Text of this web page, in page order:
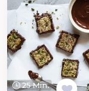
25 Min.